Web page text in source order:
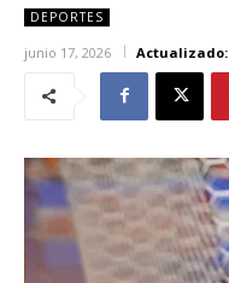
DEPORTES
junio 17, 2026 Actualizado: